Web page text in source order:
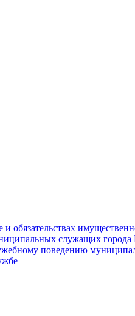
обязательствах
служащих города
поведению